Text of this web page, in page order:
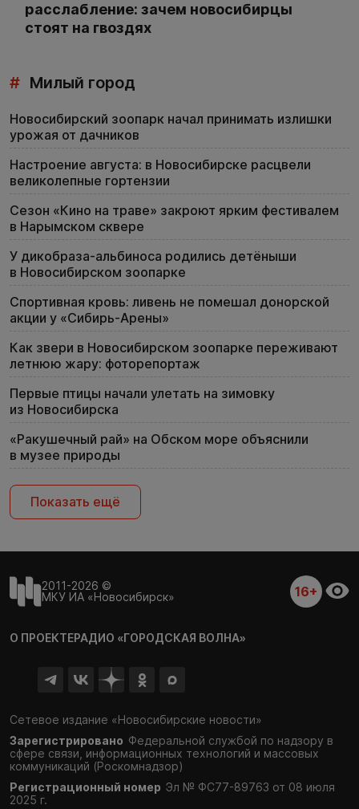
расслабление: зачем новосибирцы
стоят на гвоздях
# Милый город
Новосибирский зоопарк начал принимать излишки
урожая от дачников
Настроение августа: в Новосибирске расцвели
великолепные гортензии
Сезон «Кино на траве» закроют ярким фестивалем
в Нарымском сквере
У дикобраза-альбиноса родились детёныши
в Новосибирском зоопарке
Спортивная кровь: ливень не помешал донорской
акции у «Сибирь-Арены»
Как звери в Новосибирском зоопарке переживают
летнюю жару: фоторепортаж
Первые птицы начали улетать на зимовку
из Новосибирска
«Ракушечный рай» на Обском море объяснили
в музее природы
Показать ещё
2011-2026 ©
МКУ ИА «Новосибирск»
16+
О ПРОЕКТЕРАДИО «ГОРОДСКАЯ ВОЛНА»
Сетевое издание «Новосибирские новости»
Зарегистрировано Федеральной службой по надзору в
сфере связи, информационных технологий и массовых
коммуникаций (Роскомнадзор)
Регистрационный номер Эл № ФС77-89763 от 08 июля
2025 г.